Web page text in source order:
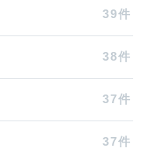
39件
38件
37件
37件